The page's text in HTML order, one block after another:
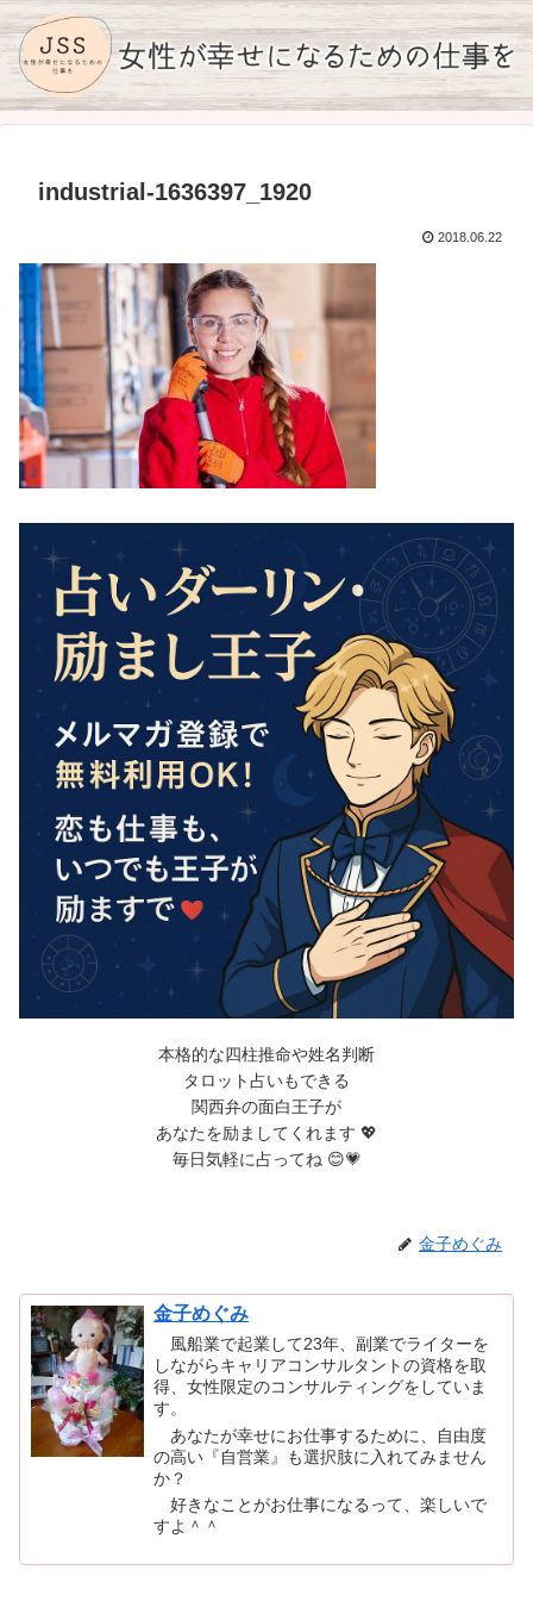
industrial-1636397_1920
2018.06.22
本格的な四柱推命や姓名判断
タロット占いもできる
関西弁の面白王子が
あなたを励ましてくれます 💖
毎日気軽に占ってね 😊💗
金子めぐみ
金子めぐみ
風船業で起業して23年、副業でライターを
しながらキャリアコンサルタントの資格を取
得、女性限定のコンサルティングをしていま
す。
あなたが幸せにお仕事するために、自由度
の高い『自営業』も選択肢に入れてみません
か？
好きなことがお仕事になるって、楽しいで
すよ＾＾